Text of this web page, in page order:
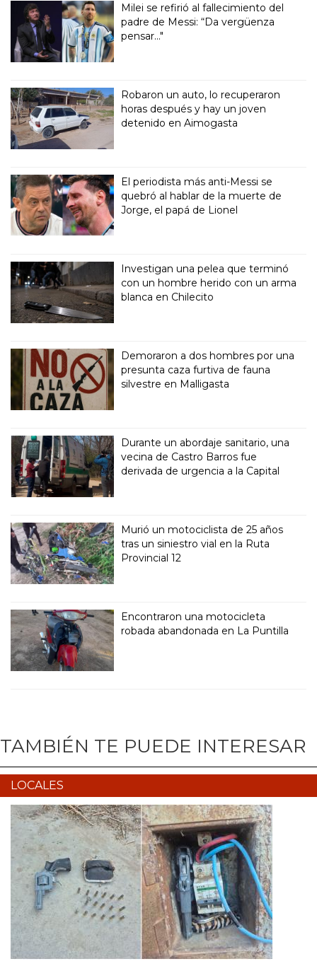
Milei se refirió al fallecimiento del
padre de Messi: “Da vergüenza
pensar..."
Robaron un auto, lo recuperaron
horas después y hay un joven
detenido en Aimogasta
El periodista más anti-Messi se
quebró al hablar de la muerte de
Jorge, el papá de Lionel
Investigan una pelea que terminó
con un hombre herido con un arma
blanca en Chilecito
Demoraron a dos hombres por una
presunta caza furtiva de fauna
silvestre en Malligasta
Durante un abordaje sanitario, una
vecina de Castro Barros fue
derivada de urgencia a la Capital
Murió un motociclista de 25 años
tras un siniestro vial en la Ruta
Provincial 12
Encontraron una motocicleta
robada abandonada en La Puntilla
TAMBIÉN TE PUEDE INTERESAR
LOCALES